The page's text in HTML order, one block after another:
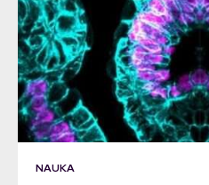
NAUKA